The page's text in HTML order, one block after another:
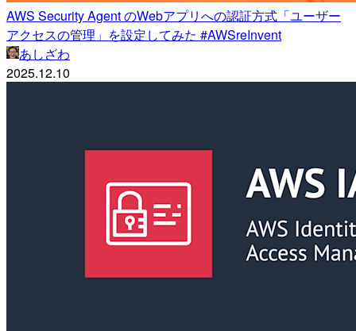
AWS Security Agent のWebアプリへの認証方式「ユーザー
アクセスの管理」を設定してみた #AWSreInvent
あしざわ
2025.12.10